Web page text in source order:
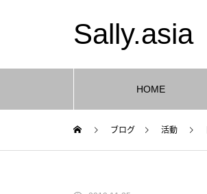
Sally.asia
HOME
ブログ 活動